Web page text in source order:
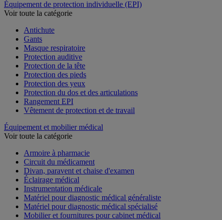
Équipement de protection individuelle (EPI)
Voir toute la catégorie
Antichute
Gants
Masque respiratoire
Protection auditive
Protection de la tête
Protection des pieds
Protection des yeux
Protection du dos et des articulations
Rangement EPI
Vêtement de protection et de travail
Équipement et mobilier médical
Voir toute la catégorie
Armoire à pharmacie
Circuit du médicament
Divan, paravent et chaise d'examen
Éclairage médical
Instrumentation médicale
Matériel pour diagnostic médical généraliste
Matériel pour diagnostic médical spécialisé
Mobilier et fournitures pour cabinet médical